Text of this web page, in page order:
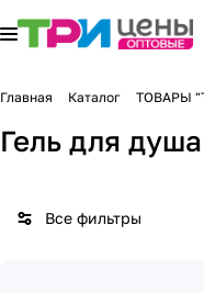
Главная Каталог ТОВАРЫ
Гель для
Все фильтры